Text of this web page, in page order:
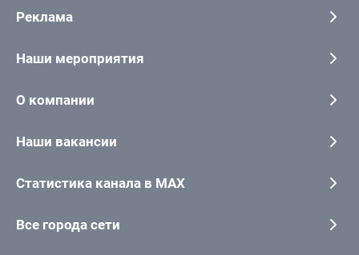
Реклама
Наши мероприятия
О компании
Наши вакансии
Статистика канала в MAX
Все города сети